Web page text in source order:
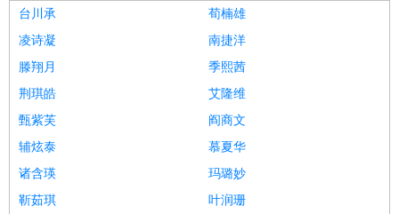
台川承
荀楠雄
凌诗凝
南捷洋
滕翔月
季熙茜
荆琪皓
艾隆维
甄紫芙
阎商文
辅炫泰
慕夏华
诸含瑛
玛璐妙
靳茹琪
叶润珊